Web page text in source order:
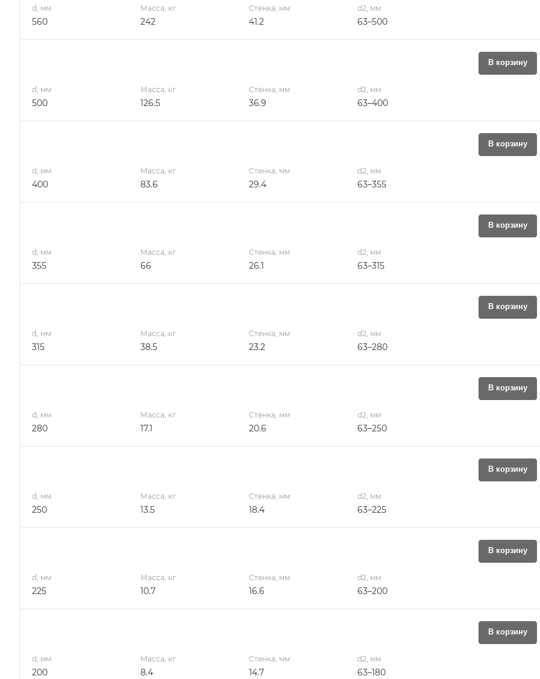
d, мм
560
Масса, кг
242
Стенка, мм
41.2
d2, мм
63–500
В корзину
d, мм
500
Масса, кг
126.5
Стенка, мм
36.9
d2, мм
63–400
В корзину
d, мм
400
Масса, кг
83.6
Стенка, мм
29.4
d2, мм
63–355
В корзину
d, мм
355
Масса, кг
66
Стенка, мм
26.1
d2, мм
63–315
В корзину
d, мм
315
Масса, кг
38.5
Стенка, мм
23.2
d2, мм
63–280
В корзину
d, мм
280
Масса, кг
17.1
Стенка, мм
20.6
d2, мм
63–250
В корзину
d, мм
250
Масса, кг
13.5
Стенка, мм
18.4
d2, мм
63–225
В корзину
d, мм
225
Масса, кг
10.7
Стенка, мм
16.6
d2, мм
63–200
В корзину
d, мм
200
Масса, кг
8.4
Стенка, мм
14.7
d2, мм
63–180